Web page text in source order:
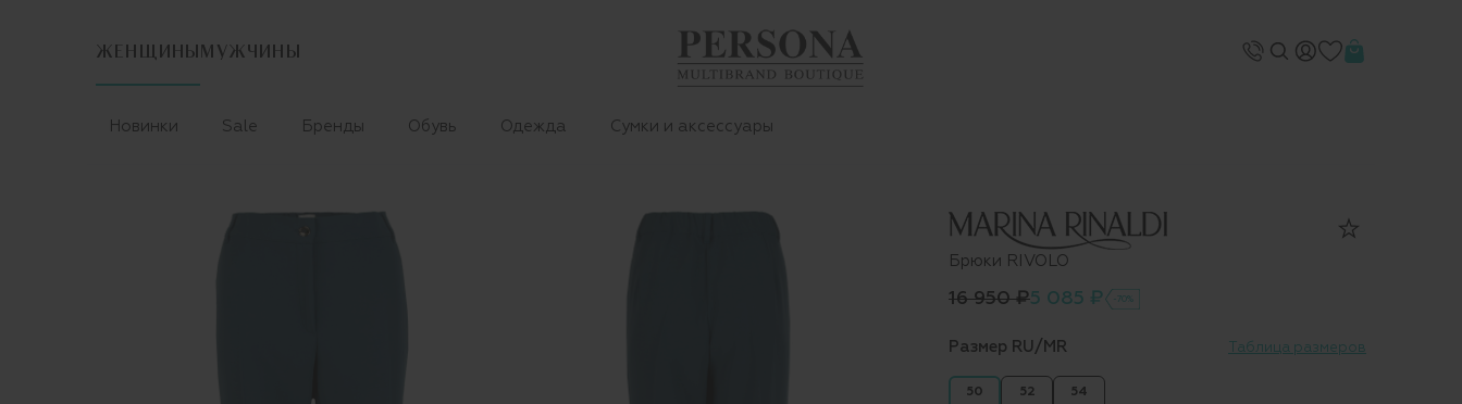
ЖЕНЩИНЫ МУЖЧИНЫ
Новинки Sale Бренды Обувь Одежда Сумки и аксессуары
Брюки RIVOLO
16 950 ₽5 085 ₽ -70%
Размер RU/MR Таблица размеров
50
52
54